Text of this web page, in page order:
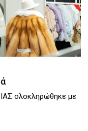
ολοκληρώθηκε με